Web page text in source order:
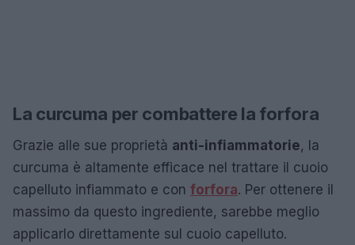
La curcuma per combattere la forfora
Grazie alle sue proprietà anti-infiammatorie, la
curcuma è altamente efficace nel trattare il cuoio
capelluto infiammato e con forfora. Per ottenere il
massimo da questo ingrediente, sarebbe meglio
applicarlo direttamente sul cuoio capelluto.